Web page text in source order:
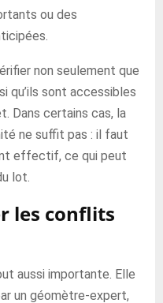
ou des
non seulement que
qu’ils sont accessibles
Dans certains cas, la
ne suffit pas : il faut
effectif, ce qui peut
lot.
les conflits
aussi importante. Elle
un géomètre-expert,